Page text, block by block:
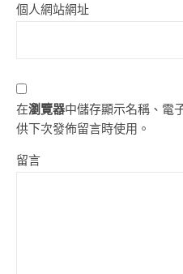
個人網站網址
在瀏覽器中儲存顯示名稱、電
供下次發佈留言時使用。
留言